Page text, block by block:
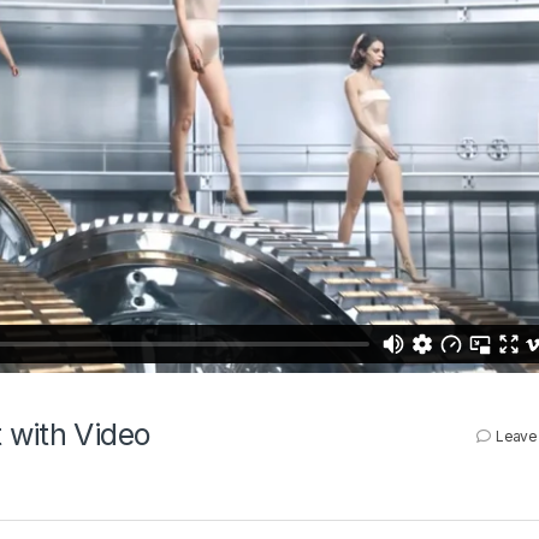
with Video